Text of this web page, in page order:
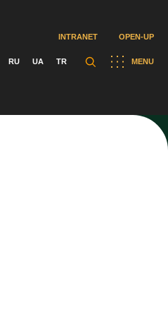
INTRANET OPEN-UP
MENU
RU UA TR